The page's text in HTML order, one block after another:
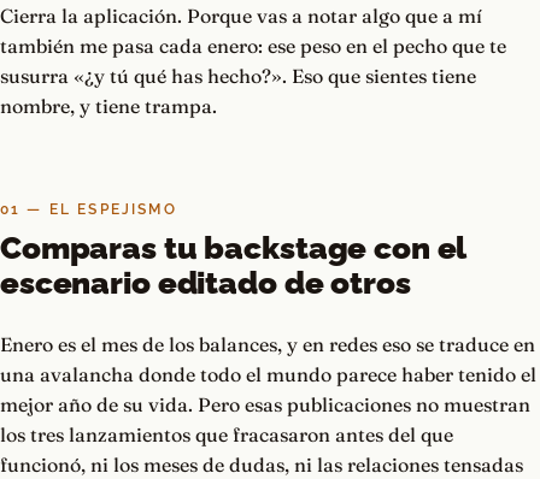
Cierra la aplicación. Porque vas a notar algo que a mí
también me pasa cada enero: ese peso en el pecho que te
susurra «¿y tú qué has hecho?». Eso que sientes tiene
nombre, y tiene trampa.
01 — EL ESPEJISMO
Comparas tu backstage con el
escenario editado de otros
Enero es el mes de los balances, y en redes eso se traduce en
una avalancha donde todo el mundo parece haber tenido el
mejor año de su vida. Pero esas publicaciones no muestran
los tres lanzamientos que fracasaron antes del que
funcionó, ni los meses de dudas, ni las relaciones tensadas